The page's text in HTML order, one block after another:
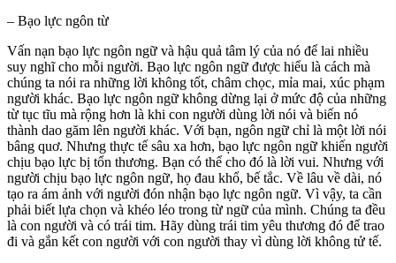
– Bạo lực ngôn từ
Vấn nạn bạo lực ngôn ngữ và hậu quả tâm lý của nó để lai nhiều
suy nghĩ cho mỗi người. Bạo lực ngôn ngữ được hiểu là cách mà
chúng ta nói ra những lời không tốt, châm chọc, mỉa mai, xúc phạm
người khác. Bạo lực ngôn ngữ không dừng lại ở mức độ của những
từ tục tĩu mà rộng hơn là khi con người dùng lời nói và biến nó
thành dao găm lên người khác. Với bạn, ngôn ngữ chỉ là một lời nói
bâng quơ. Nhưng thực tế sâu xa hơn, bạo lực ngôn ngữ khiến người
chịu bạo lực bị tổn thương. Bạn có thể cho đó là lời vui. Nhưng với
người chịu bạo lực ngôn ngữ, họ đau khổ, bế tắc. Về lâu về dài, nó
tạo ra ám ảnh với người đón nhận bạo lực ngôn ngữ. Vì vậy, ta cần
phải biết lựa chọn và khéo léo trong từ ngữ của mình. Chúng ta đều
là con người và có trái tim. Hãy dùng trái tim yêu thương đó để trao
đi và gắn kết con người với con người thay vì dùng lời không tử tế.